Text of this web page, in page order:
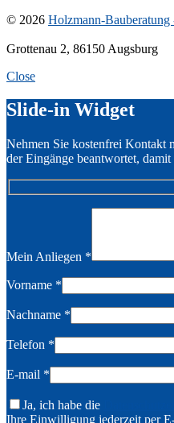
© 2026 Holzmann-Bauberatung
Grottenau 2, 86150 Augsburg
Close
Slide-in Widget
Nehmen Sie kostenfrei Kontakt
der Eingänge beantwortet,
Mein Anliegen *
Vorname *
Nachname *
Telefon *
E-mail *
Ja, ich habe die
Ihre Einwilligung jederzeit per